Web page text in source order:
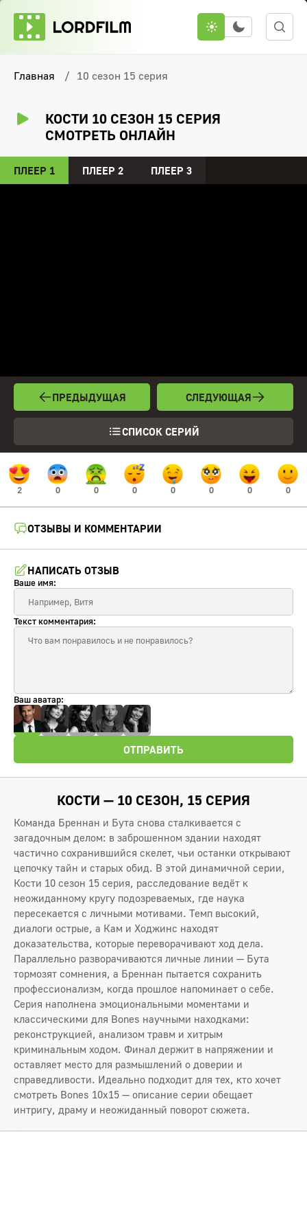
Главная 10 сезон 15 серия
КОСТИ 10 СЕЗОН 15 СЕРИЯ
СМОТРЕТЬ ОНЛАЙН
ПЛЕЕР 1 ПЛЕЕР 2 ПЛЕЕР 3
ПРЕДЫДУЩАЯ
СПИСОК СЕРИЙ
СЛЕДУЮЩАЯ
2 0 0 0 0 0 0 0
ОТЗЫВЫ И КОММЕНТАРИИ
НАПИСАТЬ ОТЗЫВ
Ваше имя:
Текст комментария:
Ваш аватар:
ОТПРАВИТЬ
КОСТИ — 10 СЕЗОН, 15 СЕРИЯ
Команда Бреннан и Бута снова сталкивается с
загадочным делом: в заброшенном здании находят
частично сохранившийся скелет, чьи останки открывают
цепочку тайн и старых обид. В этой динамичной серии,
Кости 10 сезон 15 серия, расследование ведёт к
неожиданному кругу подозреваемых, где наука
пересекается с личными мотивами. Темп высокий,
диалоги острые, а Кам и Ходжинс находят
доказательства, которые переворачивают ход дела.
Параллельно разворачиваются личные линии — Бута
тормозят сомнения, а Бреннан пытается сохранить
профессионализм, когда прошлое напоминает о себе.
Серия наполнена эмоциональными моментами и
классическими для Bones научными находками:
реконструкцией, анализом травм и хитрым
криминальным ходом. Финал держит в напряжении и
оставляет место для размышлений о доверии и
справедливости. Идеально подходит для тех, кто хочет
смотреть Bones 10x15 — описание серии обещает
интригу, драму и неожиданный поворот сюжета.